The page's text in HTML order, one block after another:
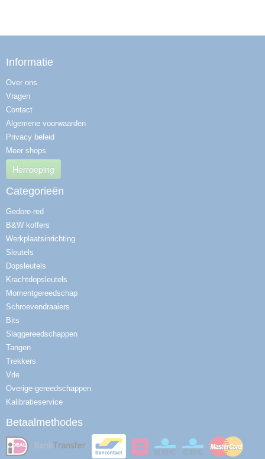
Informatie
Over ons
Vragen
Contact
Algemene voorwaarden
Privacy beleid
Meer shops
Herroeping
Categorieën
Gedore-red
B&W koffers
Werkplaatsinrichting
Sleutels
Dopsleutels
Krachtdopsleutels
Momentgereedschap
Schroevendraaiers
Bits
Slaggereedschappen
Tangen
Trekkers
Vde
Overige-gereedschappen
Kalibratieservice
Betaalmethodes